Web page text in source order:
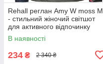
Rehall реглан Amy W moss M
- стильний жіночий світшот
для активного відпочинку
В наявності
234 ₴ 2 340 ₴